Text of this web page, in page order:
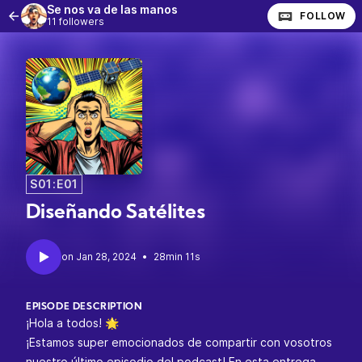
Se nos va de las manos
11 followers FOLLOW
S01:E01
Diseñando Satélites
• 28min 11s
EPISODE DESCRIPTION
¡Hola a todos! 🌟
¡Estamos super emocionados de compartir con vosotros